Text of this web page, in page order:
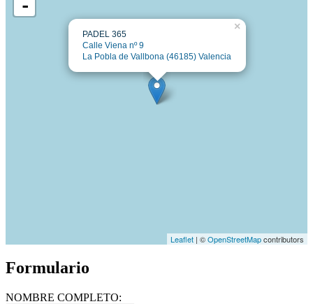
×
PADEL 365
Calle Viena nº 9
La Pobla de Vallbona (46185) Valencia
-
Leaflet | ©OpenStreetMapcontributors
Formulario
NOMBRE COMPLETO: